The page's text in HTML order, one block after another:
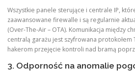
Wszystkie panele sterujące i centrale IP,
zaawansowane firewalle i są regularnie
(Over-The-Air – OTA). Komunikacja między
centralą garażu jest szyfrowana protokołem
hakerom przejęcie kontroli nad bramą
3. Odporność na anomalie